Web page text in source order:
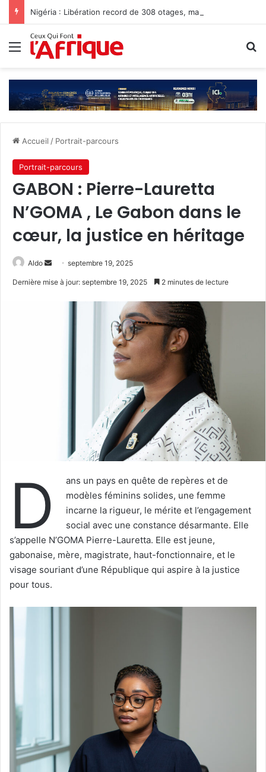
Menu
Accueil / Portrait-parcours
Portrait-parcours
GABON : Pierre-Lauretta
N’GOMA , Le Gabon dans le
cœur, la justice en héritage
Aldo
Envoyerseptembre 19, 2025
Dernière mise à jour: septembre 19, 2025 2 minutes de lecture
D
ans un pays en quête de repères et de
modèles féminins solides, une femme
incarne la rigueur, le mérite et l’engagement
social avec une constance désarmante. Elle
s’appelle N’GOMA Pierre-Lauretta. Elle est jeune,
gabonaise, mère, magistrate, haut-fonctionnaire, et le
visage souriant d’une République qui aspire à la justice
pour tous.